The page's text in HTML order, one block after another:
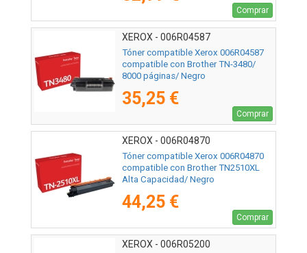
Comprar
XEROX - 006R04587
Tóner compatible Xerox 006R04587
compatible con Brother TN-3480/
8000 páginas/ Negro
35,25 €
Comprar
XEROX - 006R04870
Tóner compatible Xerox 006R04870
compatible con Brother TN2510XL
Alta Capacidad/ Negro
44,25 €
Comprar
XEROX - 006R05200